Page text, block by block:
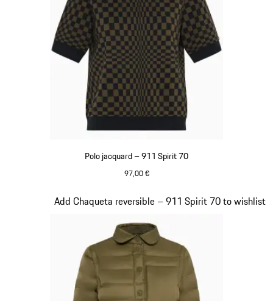
Polo jacquard – 911 Spirit 70
97,00 €
Add Chaqueta reversible – 911 Spirit 70 to wishlist
Diapositiva 4 de 20